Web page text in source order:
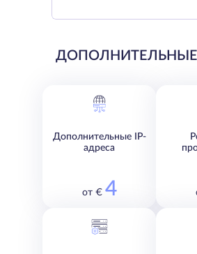
ДОПОЛНИТЕЛЬНЫЕ
Дополнительные IP-
адреса
от € 4